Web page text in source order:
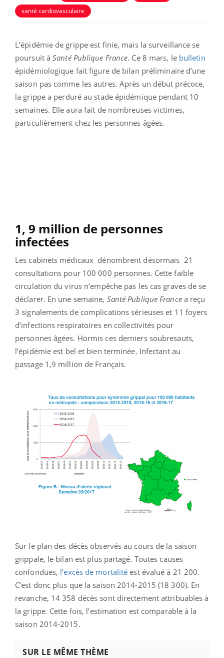
santé cardiovasculaire
L’épidémie de grippe est finie, mais la surveillance se
poursuit àSanté Publique France. Ce 8 mars, le bulletin
épidémiologique fait figure de bilan préliminaire d’une
saison pas comme les autres. Après un début précoce,
la grippe a perduré au stade épidémique pendant 10
semaines. Elle aura fait de nombreuses victimes,
particulièrement chez les personnes âgées.
1, 9 million de personnes
infectées
Les cabinets médicaux dénombrent désormais 21
consultations pour 100 000 personnes. Cette faible
circulation du virus n’empêche pas les cas graves de se
déclarer. En une semaine, Santé Publique Francea reçu
3 signalements de complications sérieuses et 11 foyers
d’infections respiratoires en collectivités pour
personnes âgées. Hormis ces derniers soubresauts,
l’épidémie est bel et bien terminée. Infectant au
passage 1,9 million de Français.
Sur le plan des décès observés au cours de la saison
grippale, le bilan est plus partagé. Toutes causes
confondues, l’excès de mortalité est évalué à 21 200.
C’est donc plus que la saison 2014-2015 (18 300). En
revanche, 14 358 décès sont directement attribuables à
la grippe. Cette fois, l’estimation est comparable à la
saison 2014-2015.
SUR LE MÊME THÈME